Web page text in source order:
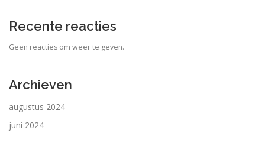
Recente reacties
Geen reacties om weer te geven.
Archieven
augustus 2024
juni 2024